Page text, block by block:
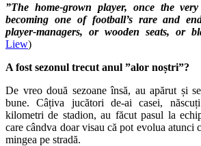
”The home-grown player, once the
becoming one of football’s rare and
player-managers, or wooden seats, or
Liew)
A fost sezonul trecut anul ”alor noștri”?
De vreo două sezoane însă, au apărut și
bune. Câțiva jucători de-ai casei,
kilometri de stadion, au făcut pasul la
care cândva doar visau că pot evolua atunci
mingea pe stradă.